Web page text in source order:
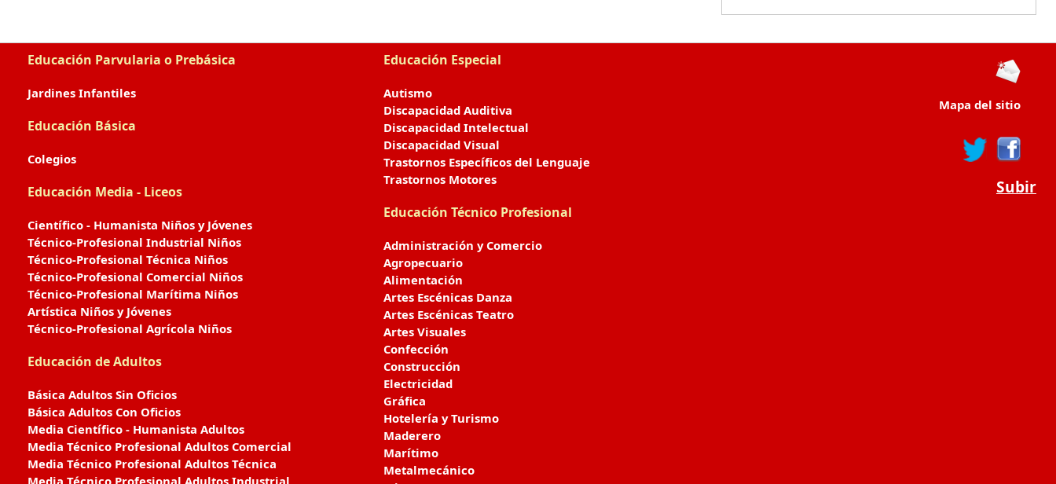
Educación Parvularia o Prebásica
Jardines Infantiles
Educación Básica
Colegios
Educación Media - Liceos
Científico - Humanista Niños y Jóvenes
Técnico-Profesional Industrial Niños
Técnico-Profesional Técnica Niños
Técnico-Profesional Comercial Niños
Técnico-Profesional Marítima Niños
Artística Niños y Jóvenes
Técnico-Profesional Agrícola Niños
Educación de Adultos
Básica Adultos Sin Oficios
Básica Adultos Con Oficios
Media Científico - Humanista Adultos
Media Técnico Profesional Adultos Comercial
Media Técnico Profesional Adultos Técnica
Media Técnico Profesional Adultos Industrial
Educación Especial
Autismo
Discapacidad Auditiva
Discapacidad Intelectual
Discapacidad Visual
Trastornos Específicos del Lenguaje
Trastornos Motores
Educación Técnico Profesional
Administración y Comercio
Agropecuario
Alimentación
Artes Escénicas Danza
Artes Escénicas Teatro
Artes Visuales
Confección
Construcción
Electricidad
Gráfica
Hotelería y Turismo
Maderero
Marítimo
Metalmecánico
Mapa del sitio
Subir